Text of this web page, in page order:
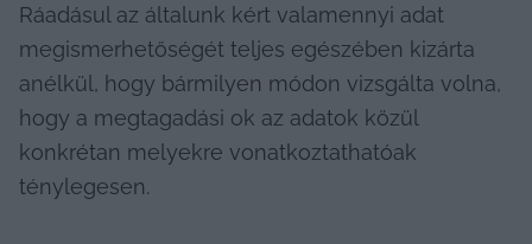
Ráadásul az általunk kért valamennyi adat
megismerhetőségét teljes egészében kizárta
anélkül, hogy bármilyen módon vizsgálta volna,
hogy a megtagadási ok az adatok közül
konkrétan melyekre vonatkoztathatóak
ténylegesen.